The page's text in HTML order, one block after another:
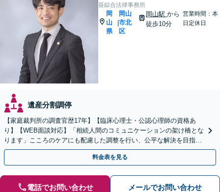
葵綜合法律事務所
岡
山
県
|
岡山
市北
区
岡山駅 から
徒歩10分
営業時間：本
日定休日
遺産分割調停
【家庭裁判所の調査官歴17年】【臨床心理士・公認心理師の資格あ
り】【WEB面談対応】「相続人間のコミュニケーションの架け橋とな
ります」こころのケアにも配慮した調整を行い、公平な解決を目指し
ます「成年後見・未成年後見のご相談にも対応」
料金表を見る
電話でお問い合わせ メールでお問い合わせ